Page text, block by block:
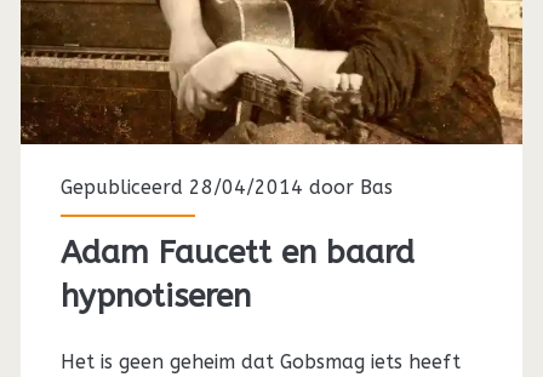
Gepubliceerd 28/04/2014 door Bas
Adam Faucett en baard
hypnotiseren
Het is geen geheim dat Gobsmag iets heeft